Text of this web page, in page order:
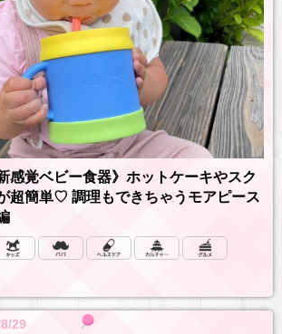
感覚ベビー食器》ホットケーキやスク
超簡単♡ 調理もできちゃうモアピース
29